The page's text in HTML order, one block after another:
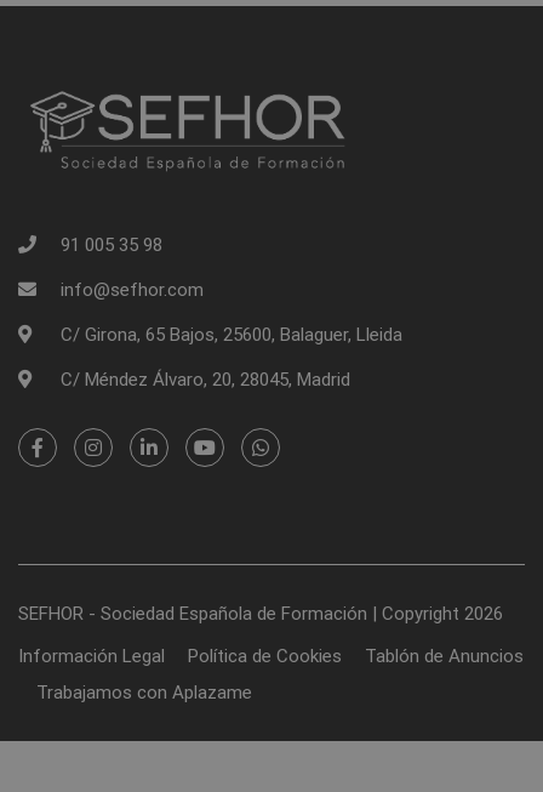
91 005 35 98
info@sefhor.com
C/ Girona, 65 Bajos, 25600, Balaguer, Lleida
C/ Méndez Álvaro, 20, 28045, Madrid
SEFHOR - Sociedad Española de Formación | Copyright 2026
Información Legal
Política de Cookies
Tablón de Anuncios
Trabajamos con Aplazame